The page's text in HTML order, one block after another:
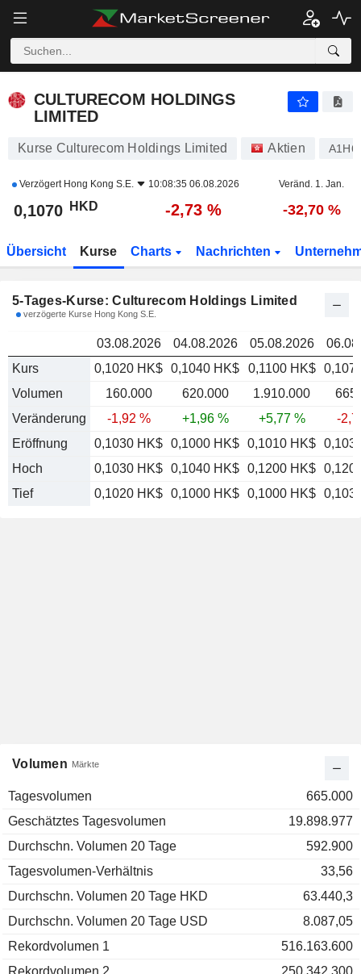
CULTURECOM HOLDINGS LIMITED 0,1070
CULTURECOM HOLDINGS
LIMITED
Kurse Culturecom Holdings Limited Aktien
Verzögert Hong Kong S.E. 10:08:35 06.08.2026 Veränd. 1. Jan.
0,1070 HKD -2,73 % -32,70 %
Übersicht Kurse Charts Nachrichten
5-Tages-Kurse: Culturecom Holdings Limited
verzögerte Kurse Hong Kong S.E.
03.08.2026 04.08.2026 05.08.2026
Kurs
0,1020 HK$ 0,1040 HK$ 0,1100 HK$
Volumen
160.000 620.000 1.910.000
Veränderung
-1,92 % +1,96 % +5,77 %
-
Eröffnung
0,1030 HK$ 0,1000 HK$ 0,1010 HK$
Hoch
0,1030 HK$ 0,1040 HK$ 0,1200 HK$
Tief
0,1020 HK$ 0,1000 HK$ 0,1000 HK$
Volumen Märkte
Tagesvolumen
665.000
Geschätztes Tagesvolumen
19.898.977
Durchschn. Volumen 20 Tage
592.900
Tagesvolumen-Verhältnis
33,56
Durchschn. Volumen 20 Tage HKD
63.440,3
Durchschn. Volumen 20 Tage USD
8.087,05
Rekordvolumen 1
516.163.600
Rekordvolumen 2
250.342.300